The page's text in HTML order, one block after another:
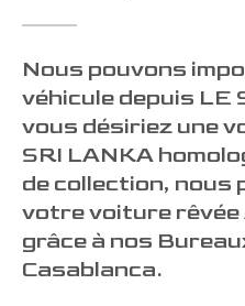
Nous pouvons
véhicule depuis LE
vous désiriez une
SRI LANKA
de collection, nous
votre voiture rêvée
grâce à nos
Casablanca.